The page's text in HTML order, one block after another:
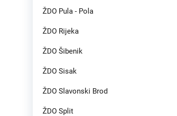
ŽDO Pula - Pola
ŽDO Rijeka
ŽDO Šibenik
ŽDO Sisak
ŽDO Slavonski Brod
ŽDO Split